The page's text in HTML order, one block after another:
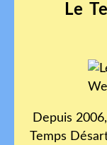
Le
Depuis
Temps